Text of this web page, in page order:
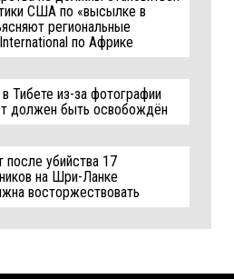
США по «высылке в
региональные
по Африке
Тибете из-за фотографии
должен быть освобождён
после убийства 17
на Шри-Ланке
восторжествовать